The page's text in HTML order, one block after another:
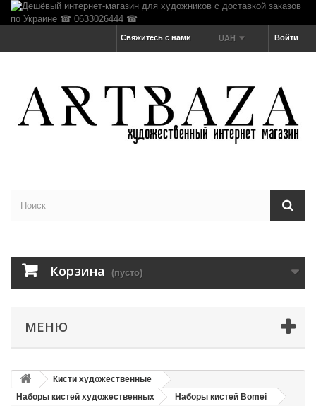
Войти
UAH
Свяжитесь с нами
Корзина (пусто)
МЕНЮ
Кисти художественные
Наборы кистей художественных
Наборы кистей Bomei